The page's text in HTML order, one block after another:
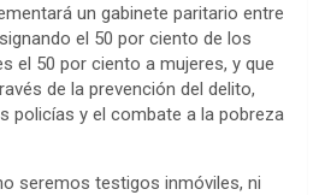
un gabinete paritario entre
el 50 por ciento de los
el 50 por ciento a mujeres, y que
de la prevención del delito,
policías y el combate a la pobreza
seremos testigos inmóviles, ni